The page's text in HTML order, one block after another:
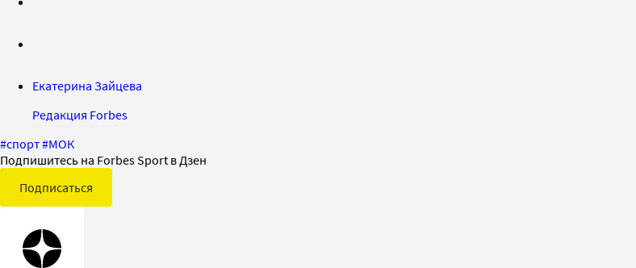
Екатерина Зайцева
Редакция Forbes
#спорт#МОК
Подпишитесь на Forbes Sport в Дзен
Подписаться